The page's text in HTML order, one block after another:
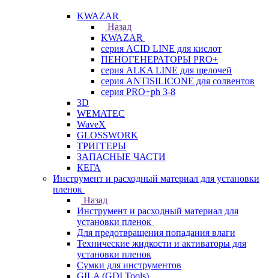
KWAZAR
Назад
KWAZAR
серия ACID LINE для кислот
ПЕНОГЕНЕРАТОРЫ PRO+
серия ALKA LINE для щелочей
серия ANTISILICONE для солвентов
серия PRO+ph 3-8
3D
WEMATEC
WaveX
GLOSSWORK
ТРИГГЕРЫ
ЗАПАСНЫЕ ЧАСТИ
КЕГА
Инструмент и расходный материал для установки
пленок
Назад
Инструмент и расходный материал для
установки пленок
Для предотвращения попадания влаги
Технические жидкости и активаторы для
установки пленок
Сумки для инструментов
GILA (GDI Tools)